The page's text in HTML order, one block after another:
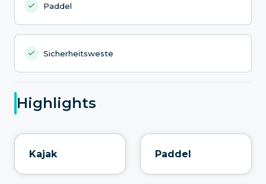
Paddel
Sicherheitsweste
Highlights
Kajak Paddel